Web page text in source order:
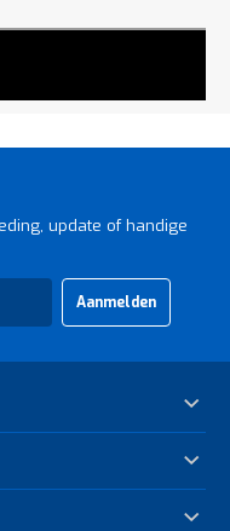
update of handige
Aanmelden